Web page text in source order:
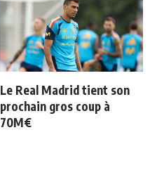
Le Real Madrid tient son
prochain gros coup à
70M€